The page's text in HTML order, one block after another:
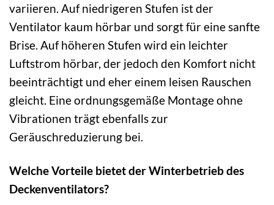
variieren. Auf niedrigeren Stufen ist der
Ventilator kaum hörbar und sorgt für eine sanfte
Brise. Auf höheren Stufen wird ein leichter
Luftstrom hörbar, der jedoch den Komfort nicht
beeinträchtigt und eher einem leisen Rauschen
gleicht. Eine ordnungsgemäße Montage ohne
Vibrationen trägt ebenfalls zur
Geräuschreduzierung bei.
Welche Vorteile bietet der Winterbetrieb des
Deckenventilators?